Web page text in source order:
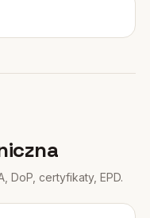
DoP, certyfikaty, EPD.